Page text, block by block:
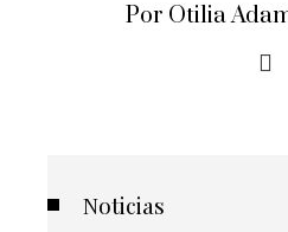
Por Otilia
Noticias